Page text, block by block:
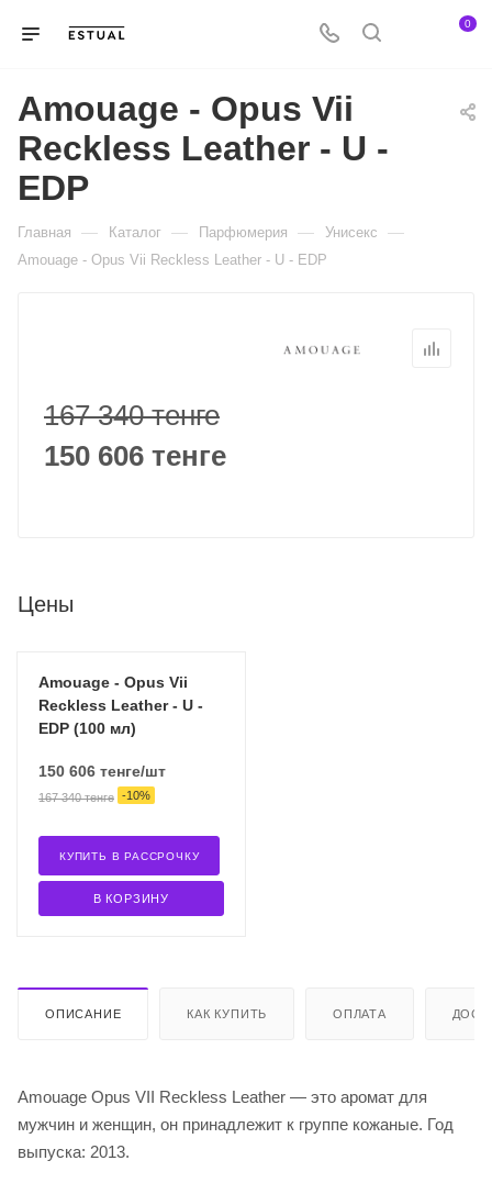
0
Amouage - Opus Vii
Reckless Leather - U -
EDP
Главная — Каталог — Парфюмерия — Унисекс —
Amouage - Opus Vii Reckless Leather - U - EDP
167 340 тенге
150 606 тенге
Цены
Amouage - Opus Vii
Reckless Leather - U -
EDP (100 мл)
150 606 тенге/шт
167 340тенге -10%
В КОРЗИНУ
КУПИТЬ В РАССРОЧКУ
ОПИСАНИЕ КАК КУПИТЬ ОПЛАТА
Amouage Opus VII Reckless Leather — это аромат для
мужчин и женщин, он принадлежит к группе кожаные. Год
выпуска: 2013.